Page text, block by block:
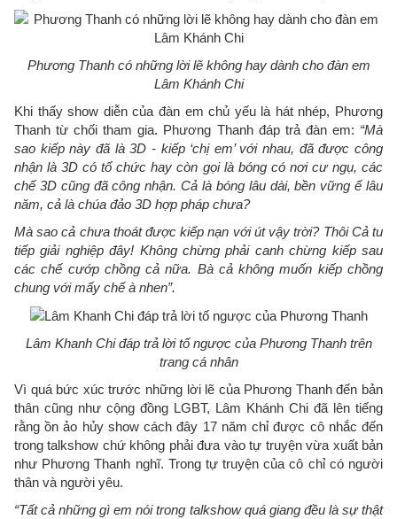
Phương Thanh có những lời lẽ không hay dành cho đàn em
Lâm Khánh Chi
Khi thấy show diễn của đàn em chủ yếu là hát nhép, Phương
Thanh từ chối tham gia. Phương Thanh đáp trả đàn em: “Mà
sao kiếp này đã là 3D - kiếp ‘chị em’ với nhau, đã được công
nhận là 3D có tổ chức hay còn gọi là bóng có nơi cư ngụ, các
chế 3D cũng đã công nhận. Cả là bóng lâu dài, bền vững ế lâu
năm, cả là chúa đảo 3D hợp pháp chưa?
Mà sao cả chưa thoát được kiếp nạn với út vậy trời? Thôi Cả tu
tiếp giải nghiệp đây! Không chừng phải canh chừng kiếp sau
các chế cướp chồng cả nữa. Bà cả không muốn kiếp chồng
chung với mấy chế à nhen”.
Lâm Khanh Chi đáp trả lời tố ngược của Phương Thanh trên
trang cá nhân
Vì quá bức xúc trước những lời lẽ của Phương Thanh đến bản
thân cũng như cộng đồng LGBT, Lâm Khánh Chi đã lên tiếng
rằng ồn ảo hủy show cách đây 17 năm chỉ được cô nhắc đến
trong talkshow chứ không phải đưa vào tự truyện vừa xuất bản
như Phương Thanh nghĩ. Trong tự truyện của cô chỉ có người
thân và người yêu.
“Tất cả những gì em nói trong talkshow quá giang đều là sự thật